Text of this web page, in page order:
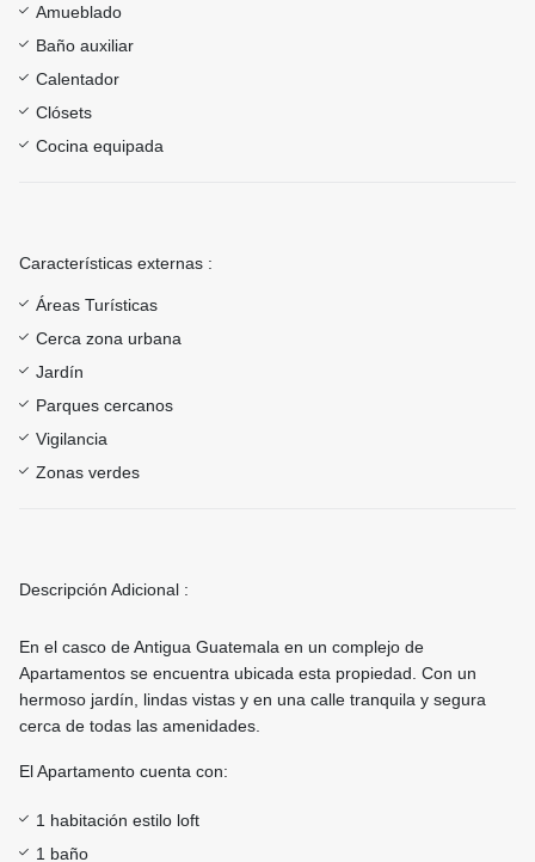
Amueblado
Baño auxiliar
Calentador
Clósets
Cocina equipada
Características externas :
Áreas Turísticas
Cerca zona urbana
Jardín
Parques cercanos
Vigilancia
Zonas verdes
Descripción Adicional :
En el casco de Antigua Guatemala en un complejo de
Apartamentos se encuentra ubicada esta propiedad. Con un
hermoso jardín, lindas vistas y en una calle tranquila y segura
cerca de todas las amenidades.
El Apartamento cuenta con:
1 habitación estilo loft
1 baño